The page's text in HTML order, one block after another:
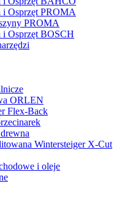
i Osprzęt PROMA
PROMA
i Osprzęt BOSCH
ORLEN
Flex-Back
Wintersteiger X-Cut
i oleje